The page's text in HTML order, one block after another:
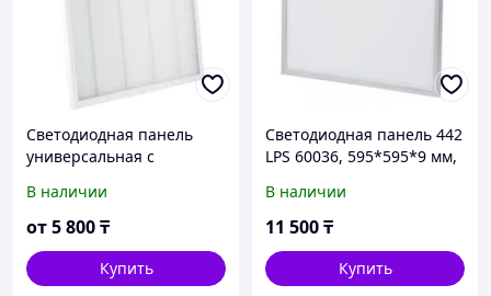
Светодиодная панель
универсальная с
442-LEPS-60036,
595*595*18, 36W/3400Lm,
В наличии
от5 800₸
Купить
Светодиодная панель 442
LPS 60036, 595*595*9 мм,
В наличии
11 500₸
Купить